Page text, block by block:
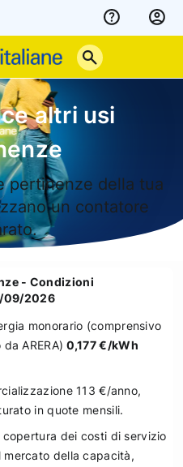
Assistenza
altri usi
pertinenze della tua
un contatore
- Condizioni
09/2026
monorario (comprensivo
ARERA) 0,177 €/kWh
113 €/anno,
in quote mensili.
dei costi di servizio
della capacità,